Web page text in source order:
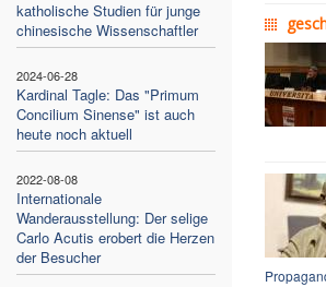
katholische Studien für junge
chinesische Wissenschaftler
2024-06-28
Kardinal Tagle: Das "Primum
Concilium Sinense" ist auch
heute noch aktuell
2022-08-08
Internationale
Wanderausstellung: Der selige
Carlo Acutis erobert die Herzen
der Besucher